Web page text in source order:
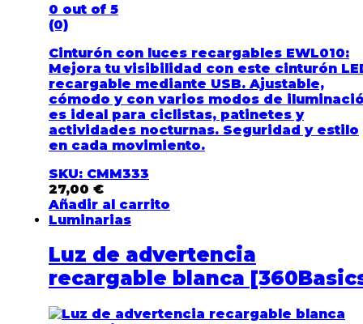
0 out of 5
(0)
Cinturón con luces recargables EWL010:
Mejora tu visibilidad con este cinturón
recargable mediante USB. Ajustable,
cómodo y con varios modos de
es ideal para ciclistas, patinetes y
actividades nocturnas. Seguridad y estilo
en cada movimiento.
SKU: CMM333
27,00 €
Añadir al carrito
Luminarias
Luz de advertencia
recargable blanca